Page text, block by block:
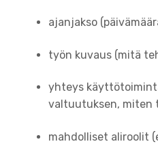
ajanjakso
työn kuvaus (mitä
yhteys
valtuutuksen, miten
mahdolliset aliroolit